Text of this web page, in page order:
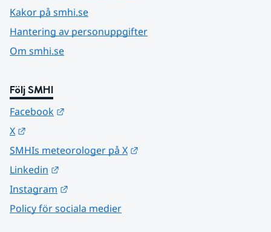
Kakor på smhi.se
Hantering av personuppgifter
Om smhi.se
Följ SMHI
Facebook
X
SMHIs meteorologer på X
Linkedin
Instagram
Policy för sociala medier